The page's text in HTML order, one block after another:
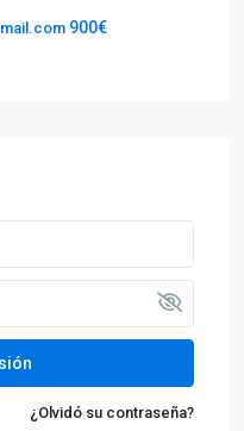
900€
¿Olvidó su contraseña?